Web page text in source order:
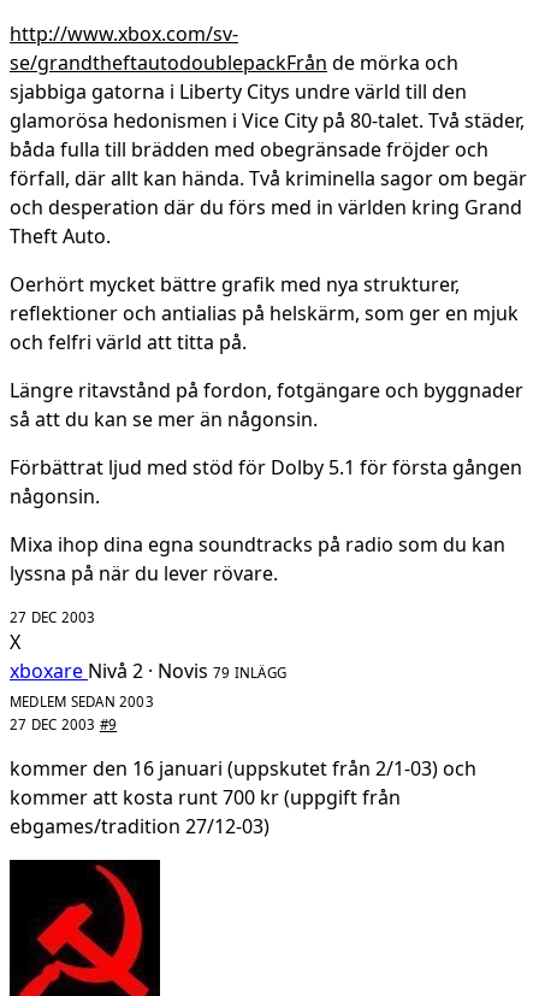
http://www.xbox.com/sv-
se/grandtheftautodoublepackFrån de mörka och
sjabbiga gatorna i Liberty Citys undre värld till den
glamorösa hedonismen i Vice City på 80-talet. Två städer,
båda fulla till brädden med obegränsade fröjder och
förfall, där allt kan hända. Två kriminella sagor om begär
och desperation där du förs med in världen kring Grand
Theft Auto.
Oerhört mycket bättre grafik med nya strukturer,
reflektioner och antialias på helskärm, som ger en mjuk
och felfri värld att titta på.
Längre ritavstånd på fordon, fotgängare och byggnader
så att du kan se mer än någonsin.
Förbättrat ljud med stöd för Dolby 5.1 för första gången
någonsin.
Mixa ihop dina egna soundtracks på radio som du kan
lyssna på när du lever rövare.
27 DEC 2003
X
xboxare Nivå 2 · Novis 79 INLÄGG
MEDLEM SEDAN 2003
27 DEC 2003 #9
kommer den 16 januari (uppskutet från 2/1-03) och
kommer att kosta runt 700 kr (uppgift från
ebgames/tradition 27/12-03)